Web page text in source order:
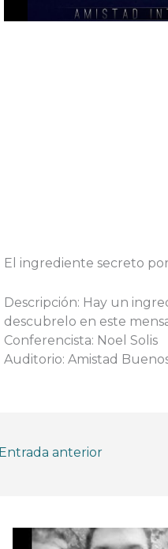
El ingrediente secreto
Descripción: Hay un
descubrelo en este
Conferencista: Noel Solis
Auditorio: Amistad
Entrada anterior